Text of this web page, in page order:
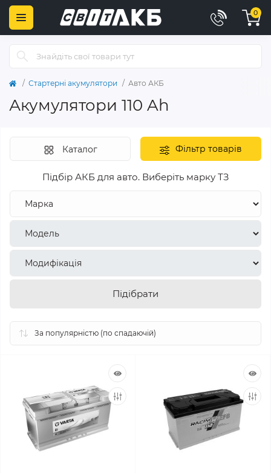
0
Стартерні акумулятори Авто АКБ
Акумулятори 110 Ah
Фільтр товарів
Каталог
Підбір АКБ для авто. Виберіть марку ТЗ